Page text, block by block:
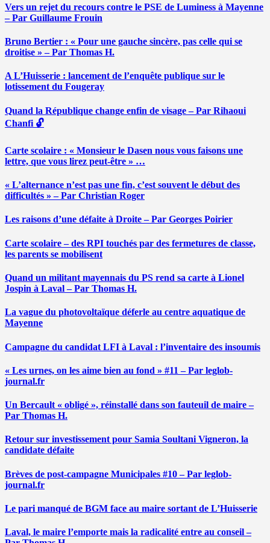
Vers un rejet du recours contre le PSE de Luminess à Mayenne
– Par Guillaume Frouin
Bruno Bertier : « Pour une gauche sincère, pas celle qui se
droitise » – Par Thomas H.
A L’Huisserie : lancement de l’enquête publique sur le
lotissement du Fougeray
Quand la République change enfin de visage – Par Rihaoui
Chanfi 🔓
Carte scolaire : « Monsieur le Dasen nous vous faisons une
lettre, que vous lirez peut-être » …
« L’alternance n’est pas une fin, c’est souvent le début des
difficultés » – Par Christian Roger
Les raisons d’une défaite à Droite – Par Georges Poirier
Carte scolaire – des RPI touchés par des fermetures de classe,
les parents se mobilisent
Quand un militant mayennais du PS rend sa carte à Lionel
Jospin à Laval – Par Thomas H.
La vague du photovoltaïque déferle au centre aquatique de
Mayenne
Campagne du candidat LFI à Laval : l’inventaire des insoumis
« Les urnes, on les aime bien au fond » #11 – Par leglob-
journal.fr
Un Bercault « obligé », réinstallé dans son fauteuil de maire –
Par Thomas H.
Retour sur investissement pour Samia Soultani Vigneron, la
candidate défaite
Brèves de post-campagne Municipales #10 – Par leglob-
journal.fr
Le pari manqué de BGM face au maire sortant de L’Huisserie
Laval, le maire l’emporte mais la radicalité entre au conseil –